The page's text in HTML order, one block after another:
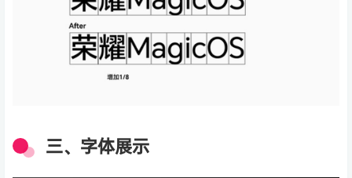
三、字体展示